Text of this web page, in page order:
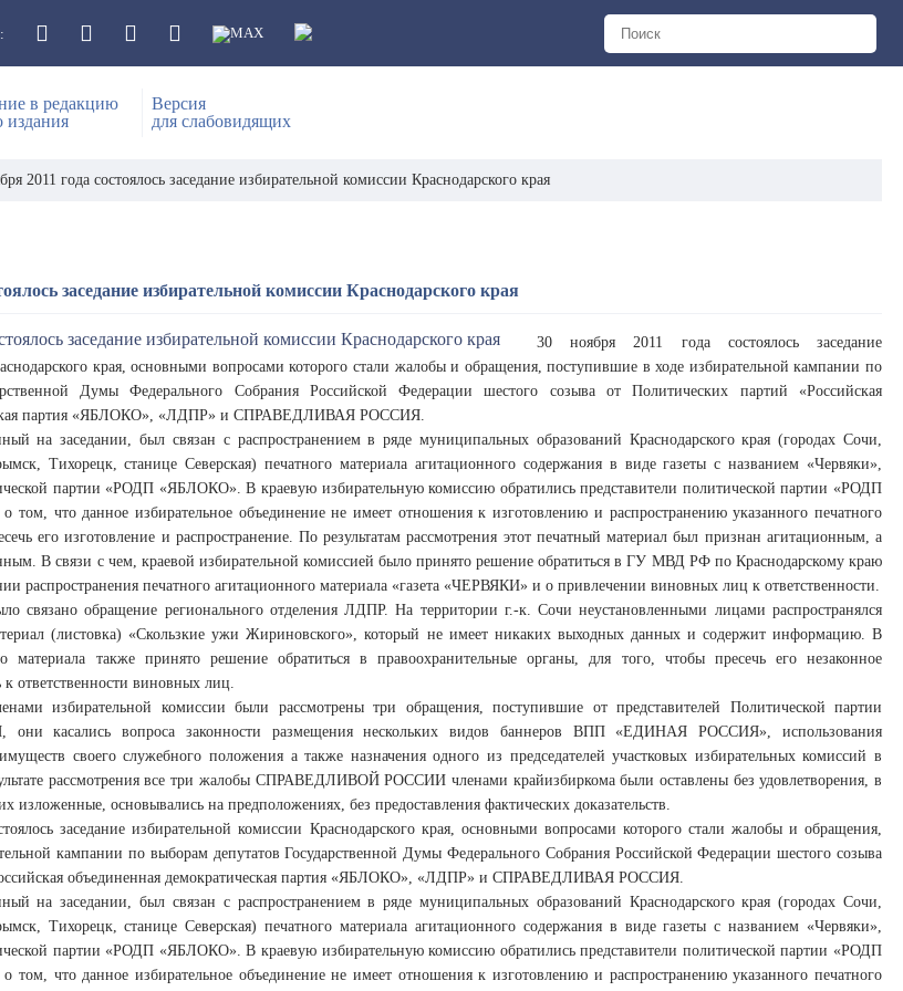
в редакцию
издания
Версия
для слабовидящих
2011 года состоялось заседание избирательной комиссии Краснодарского края
заседание избирательной комиссии Краснодарского края
30 ноября 2011 года состоялось заседание
края, основными вопросами которого стали жалобы и обращения, поступившие в ходе избирательной кампании по
Думы Федерального Собрания Российской Федерации шестого созыва от Политических партий «Российская
партия «ЯБЛОКО», «ЛДПР» и СПРАВЕДЛИВАЯ РОССИЯ.
на заседании, был связан с распространением в ряде муниципальных образований Краснодарского края (городах Сочи,
Тихорецк, станице Северская) печатного материала агитационного содержания в виде газеты с названием «Червяки»,
партии «РОДП «ЯБЛОКО». В краевую избирательную комиссию обратились представители политической партии «РОДП
что данное избирательное объединение не имеет отношения к изготовлению и распространению указанного печатного
его изготовление и распространение. По результатам рассмотрения этот печатный материал был признан агитационным, а
В связи с чем, краевой избирательной комиссией было принято решение обратиться в ГУ МВД РФ по Краснодарскому краю
распространения печатного агитационного материала «газета «ЧЕРВЯКИ» и о привлечении виновных лиц к ответственности.
связано обращение регионального отделения ЛДПР. На территории г.-к. Сочи неустановленными лицами распространялся
(листовка) «Скользкие ужи Жириновского», который не имеет никаких выходных данных и содержит информацию. В
материала также принято решение обратиться в правоохранительные органы, для того, чтобы пресечь его незаконное
к ответственности виновных лиц.
избирательной комиссии были рассмотрены три обращения, поступившие от представителей Политической партии
касались вопроса законности размещения нескольких видов баннеров ВПП «ЕДИНАЯ РОССИЯ», использования
своего служебного положения а также назначения одного из председателей участковых избирательных комиссий в
рассмотрения все три жалобы СПРАВЕДЛИВОЙ РОССИИ членами крайизбиркома были оставлены без удовлетворения, в
изложенные, основывались на предположениях, без предоставления фактических доказательств.
заседание избирательной комиссии Краснодарского края, основными вопросами которого стали жалобы и обращения,
кампании по выборам депутатов Государственной Думы Федерального Собрания Российской Федерации шестого созыва
объединенная демократическая партия «ЯБЛОКО», «ЛДПР» и СПРАВЕДЛИВАЯ РОССИЯ.
на заседании, был связан с распространением в ряде муниципальных образований Краснодарского края (городах Сочи,
Тихорецк, станице Северская) печатного материала агитационного содержания в виде газеты с названием «Червяки»,
партии «РОДП «ЯБЛОКО». В краевую избирательную комиссию обратились представители политической партии «РОДП
что данное избирательное объединение не имеет отношения к изготовлению и распространению указанного печатного